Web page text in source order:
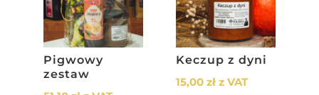
Pigwowy
zestaw
Keczup z dyni
15,00zł z VAT